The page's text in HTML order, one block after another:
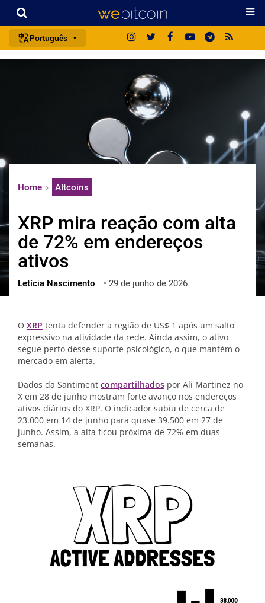
Português
中文
한국어
العربية
ไทย
ქართული
Home Altcoins
XRP mira reação com alta
de 72% em endereços
ativos
Letícia Nascimento • 29 de junho de 2026
O XRP tenta defender a região de US$ 1 após um salto
expressivo na atividade da rede. Ainda assim, o ativo
segue perto desse suporte psicológico, o que mantém o
mercado em alerta.
Dados da Santiment compartilhados por Ali Martinez no
X em 28 de junho mostram forte avanço nos endereços
ativos diários do XRP. O indicador subiu de cerca de
23.000 em 14 de junho para quase 39.500 em 27 de
junho. Assim, a alta ficou próxima de 72% em duas
semanas.